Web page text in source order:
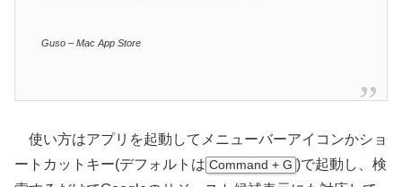
Guso – Mac App Store
使い方はアプリを起動してメニューバーアイコンかショ
ートカットキー(デフォルトは Command + G )で起動し、検